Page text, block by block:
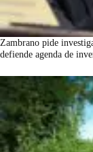
Zambrano pide
defiende agenda de